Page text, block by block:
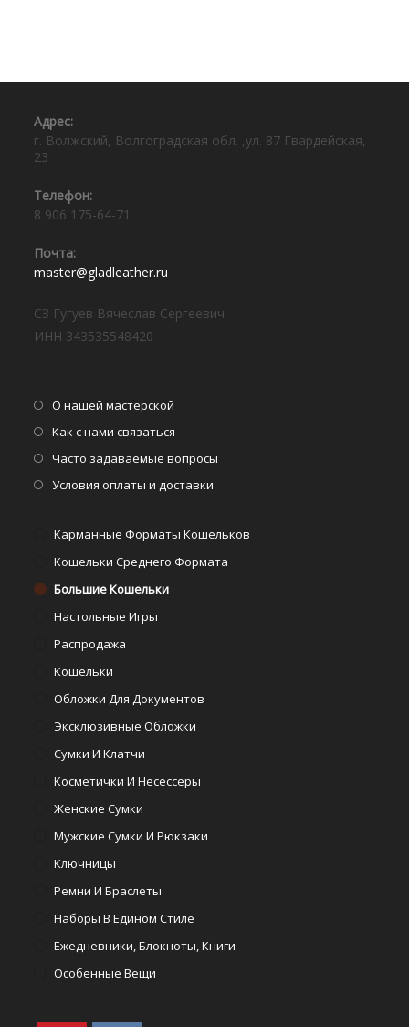
Адрес:⠀
г. Волжский, Волгоградская обл. ,ул. 87 Гвардейская,
23
Телефон:⠀
8 906 175-64-71
Почта:⠀
master@gladleather.ru
приложении
СЗ Гугуев Вячеслав Сергеевич
ИНН 343535548420
О нашей мастерской
в
Как с нами связаться
в
Часто задаваемые вопросы
Условия оплаты и доставки
новой
Карманные Форматы Кошельков
Кошельки Среднего Формата
Большие Кошельки
Настольные Игры
Распродажа
Кошельки
Обложки Для Документов
Эксклюзивные Обложки
Сумки И Клатчи
Косметички И Несессеры
Женские Сумки
Мужские Сумки И Рюкзаки
Ключницы
Ремни И Браслеты
Наборы В Едином Стиле
Ежедневники, Блокноты, Книги
Особенные Вещи